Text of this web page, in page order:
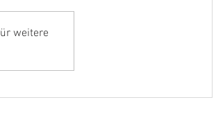
Rouenhoff informiert sich über
Arbeitsmarkt
weitere